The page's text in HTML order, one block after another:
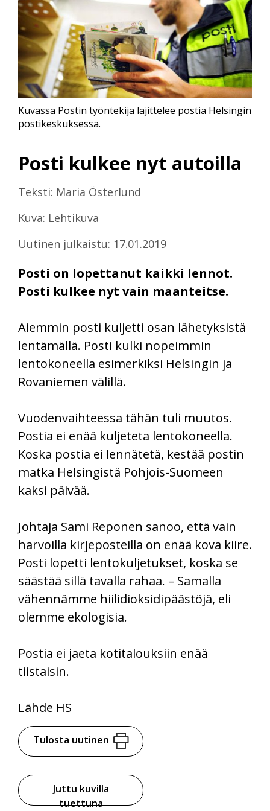
Posti kulkee nyt autoilla
Teksti: Maria Österlund
Kuva: Lehtikuva
Uutinen julkaistu: 17.01.2019
Posti on lopettanut kaikki lennot.
Posti kulkee nyt vain maanteitse.
Kuvassa Postin työntekijä lajittelee postia Helsingin
postikeskuksessa.
Aiemmin posti kuljetti osan lähetyksistä
lentämällä. Posti kulki nopeimmin
lentokoneella esimerkiksi Helsingin ja
Rovaniemen välillä.
Vuodenvaihteessa tähän tuli muutos.
Postia ei enää kuljeteta lentokoneella.
Koska postia ei lennätetä, kestää postin
matka Helsingistä Pohjois-Suomeen
kaksi päivää.
Johtaja Sami Reponen sanoo, että vain
harvoilla kirjeposteilla on enää kova kiire.
Posti lopetti lentokuljetukset, koska se
säästää sillä tavalla rahaa. – Samalla
vähennämme hiilidioksidipäästöjä, eli
olemme ekologisia.
Postia ei jaeta kotitalouksiin enää
tiistaisin.
Lähde HS
Tulosta uutinen
Juttu kuvilla
tuettuna